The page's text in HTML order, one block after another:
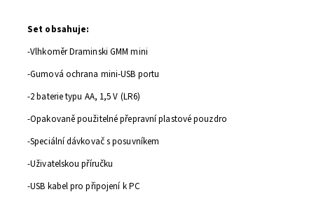
Set obsahuje:
-Vlhkoměr Draminski GMM mini
-Gumová ochrana mini-USB portu
-2 baterie typu AA, 1,5 V (LR6)
-Opakovaně použitelné přepravní plastové pouzdro
-Speciální dávkovač s posuvníkem
-Uživatelskou příručku
-USB kabel pro připojení k PC